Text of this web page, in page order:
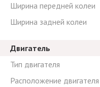
Ширина передней колеи
Ширина задней колеи
Двигатель
Тип двигателя
Расположение двигателя